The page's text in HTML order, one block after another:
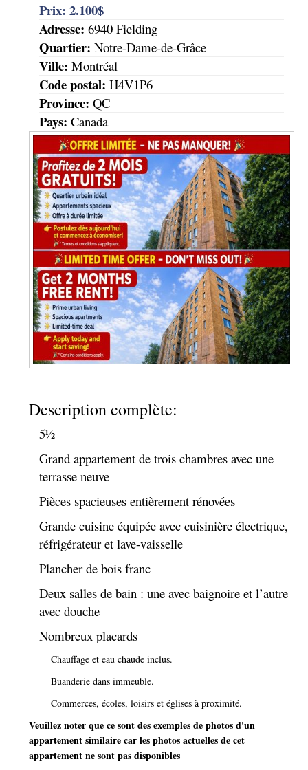
Prix: 2.100$
Adresse: 6940 Fielding
Quartier: Notre-Dame-de-Grâce
Ville: Montréal
Code postal: H4V1P6
Province: QC
Pays: Canada
Description complète:
5½
Grand appartement de trois chambres avec une
terrasse neuve
Pièces spacieuses entièrement rénovées
Grande cuisine équipée avec cuisinière électrique,
réfrigérateur et lave-vaisselle
Plancher de bois franc
Deux salles de bain : une avec baignoire et l’autre
avec douche
Nombreux placards
Chauffage et eau chaude inclus.
Buanderie dans immeuble.
Commerces, écoles, loisirs et églises à proximité.
Veuillez noter que ce sont des exemples de photos d'un
appartement similaire car les photos actuelles de cet
appartement ne sont pas disponibles